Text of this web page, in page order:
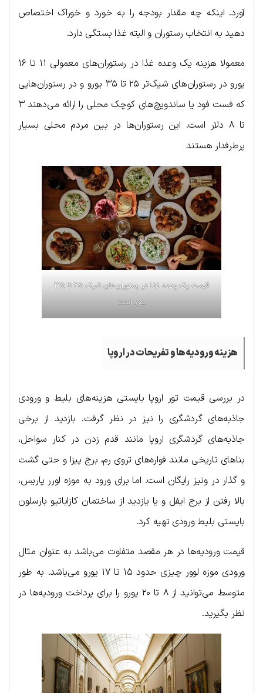
آورد. اینکه چه مقدار بودجه را به خورد و خوراک اختصاص
دهید به انتخاب رستوران و البته غذا بستگی دارد.
معمولا هزینه یک وعده غذا در رستوران‌های معمولی ۱۱ تا ۱۶
یورو در رستوران‌های شیک‌تر ۲۵ تا ۳۵ یورو و در رستوران‌هایی
که فست فود یا ساندویچ‌های کوچک محلی را ارائه می‌دهند ۳
تا ۸ دلار است. این رستوران‌ها در بین مردم محلی بسیار
پرطرفدار هستند
قیمت یک وعده غذا در رستوران‌های شیک ۲۵ تا ۳۵
یورو است
هزینه ورودیه‌ها و تفریحات در اروپا
در بررسی قیمت تور اروپا بایستی هزینه‌های بلیط و ورودی
جاذبه‌های گردشگری را نیز در نظر گرفت. بازدید از برخی
جاذبه‌های گردشگری اروپا مانند قدم زدن در کنار سواحل،
بناهای تاریخی مانند فواره‌های تروی رم، برج پیزا و حتی گشت
و گذار در ونیز رایگان است. اما برای ورود به موزه لورر پاریس،
بالا رفتن از برج ایفل و یا یازدید از ساختمان کازاباتیو بارسلون
بایستی بلیط ورودی تهیه کرد.
قیمت ورودیه‌ها در هر مقصد متفاوت می‌باشد به عنوان مثال
ورودی موزه لوور چیزی حدود ۱۵ تا ۱۷ یورو می‌باشد. به طور
متوسط می‌توانید از ۸ تا ۲۰ یورو را برای پرداخت ورودیه‌ها در
نظر بگیرید.